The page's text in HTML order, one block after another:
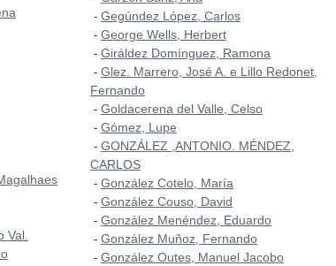
Val.
- Gegúndez López, Carlos
- George Wells, Herbert
- Giráldez Domínguez, Ramona
- Glez. Marrero, José A. e Lillo Redonet,
Fernando
- Goldacerena del Valle, Celso
- Gómez, Lupe
- GONZÁLEZ ,ANTONIO. MÉNDEZ,
CARLOS
- González Cotelo, María
- González Couso, David
- González Menéndez, Eduardo
- González Muñoz, Fernando
- González Outes, Manuel Jacobo